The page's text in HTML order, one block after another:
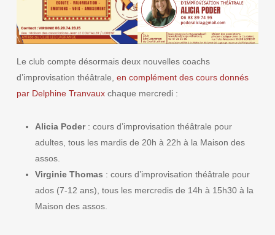
Le club compte désormais deux nouvelles coachs
d’improvisation théâtrale, en complément des cours donnés
par Delphine Tranvauxchaque mercredi :
Alicia Poder: cours d’improvisation théâtrale pour
adultes, tous les mardis de 20h à 22h à la Maison des
assos.
Virginie Thomas : cours d’improvisation théâtrale pour
ados (7-12 ans), tous les mercredis de 14h à 15h30 à la
Maison des assos.